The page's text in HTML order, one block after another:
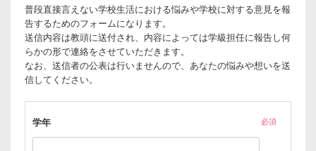
普段直接言えない学校生活における悩みや学校に対する意見を報
告するためのフォームになります。
送信内容は教頭に送付され、内容によっては学級担任に報告し何
らかの形で連絡をさせていただきます。
なお、送信者の公表は行いませんので、あなたの悩みや想いを送
信してください。
学年 必須